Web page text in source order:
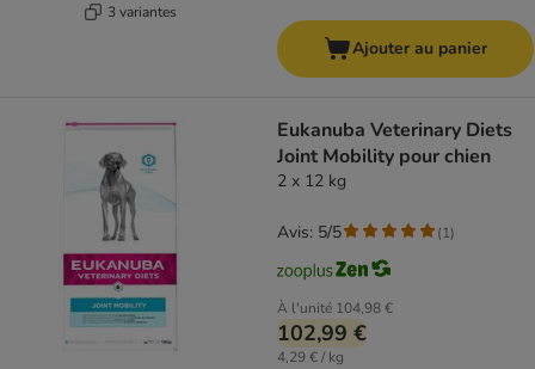
3 variantes
Ajouter au panier
Eukanuba Veterinary Diets
Joint Mobility pour chien
2 x 12 kg
À l'unité 104,98 €
102,99 €
4,29 € / kg
Avis: 5/5 (1)